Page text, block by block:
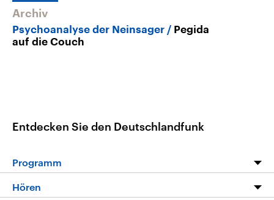
Archiv
Psychoanalyse der Neinsager
Pegida
auf die Couch
Entdecken Sie den Deutschlandfunk
Programm
Hören